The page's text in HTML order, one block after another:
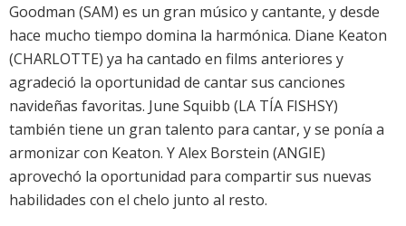
Goodman (SAM) es un gran músico y cantante, y desde
hace mucho tiempo domina la harmónica. Diane Keaton
(CHARLOTTE) ya ha cantado en films anteriores y
agradeció la oportunidad de cantar sus canciones
navideñas favoritas. June Squibb (LA TÍA FISHSY)
también tiene un gran talento para cantar, y se ponía a
armonizar con Keaton. Y Alex Borstein (ANGIE)
aprovechó la oportunidad para compartir sus nuevas
habilidades con el chelo junto al resto.